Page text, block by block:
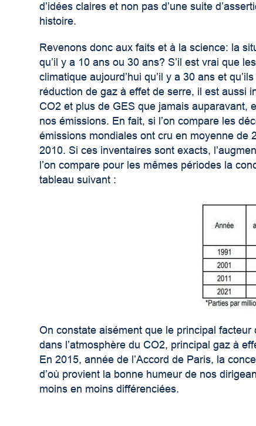
d’idées claires et non pas d’une suite
histoire.
Revenons donc aux faits et à la science: la
qu’il y a 10 ans ou 30 ans? S’il est vrai que
climatique aujourd’hui qu’il y a 30 ans et
réduction de gaz à effet de serre, il est aussi
CO2 et plus de GES que jamais auparavant,
nos émissions. En fait, si l’on compare les
émissions mondiales ont cru en moyenne de
2010. Si ces inventaires sont exacts,
l’on compare pour les mêmes périodes la
tableau suivant :
On constate aisément que le principal
dans l’atmosphère du CO2, principal gaz à
En 2015, année de l’Accord de Paris, la
d’où provient la bonne humeur de nos
moins en moins différenciées.